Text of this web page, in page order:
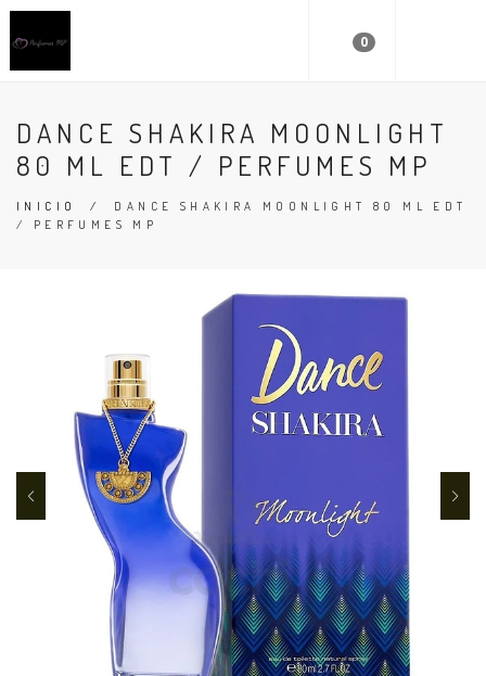
0
DANCE SHAKIRA MOONLIGHT
80 ML EDT / PERFUMES MP
INICIO / DANCE SHAKIRA MOONLIGHT 80 ML EDT
/ PERFUMES MP